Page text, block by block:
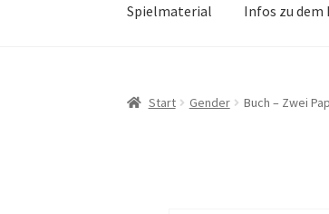
Spielmaterial Infos zu dem
Start Gender Buch – Zwei